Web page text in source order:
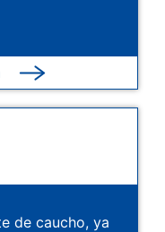
de caucho, ya